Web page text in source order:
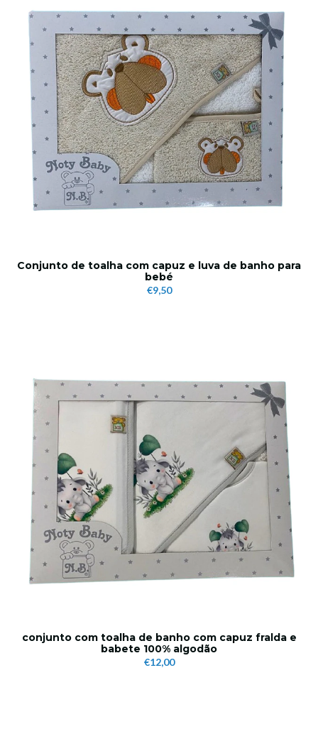
Conjunto de toalha com capuz e luva de banho para
bebé
€9,50
conjunto com toalha de banho com capuz fralda e
babete 100% algodão
€12,00